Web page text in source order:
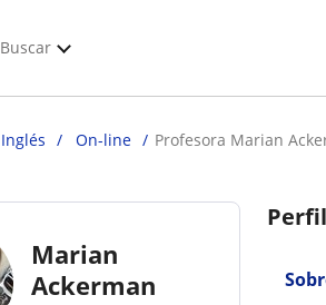
Buscar
Inglés On-line Profesora Marian
Marian
Ackerman